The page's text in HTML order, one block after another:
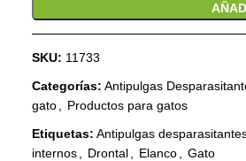
SKU: 11733
Categorías: Antipulgas
gato
Productos para gatos
Etiquetas: Antipulgas
internos
Drontal Elanco Gato